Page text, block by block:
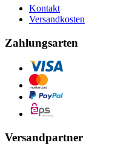
Kontakt
Versandkosten
Zahlungsarten
Versandpartner